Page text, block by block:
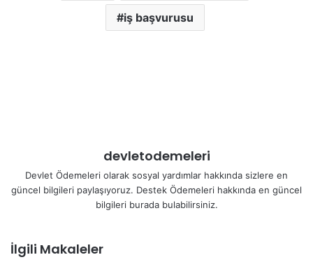
iş başvurusu
devletodemeleri
Devlet Ödemeleri olarak sosyal yardımlar hakkında sizlere en
güncel bilgileri paylaşıyoruz. Destek Ödemeleri hakkında en güncel
bilgileri burada bulabilirsiniz.
İlgili Makaleler